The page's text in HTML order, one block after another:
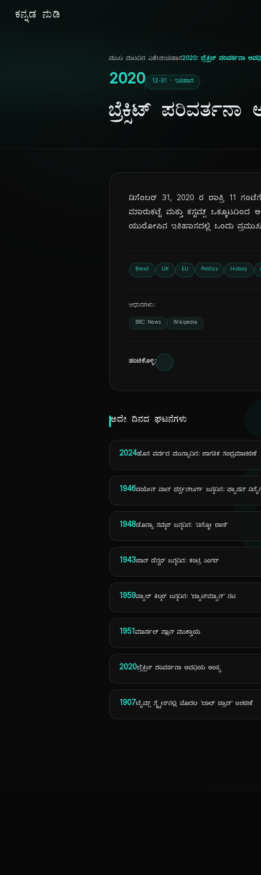
ಕನ್ನಡ ನುಡಿ
ಮುಖ ಪುಟದಿನ ವಿಶೇಷಇತಿಹಾಸ2020: ಬ್ರೆಕ್ಸಿಟ್ ಪರಿವರ್ತನಾ
2020 12-31 · ಇತಿಹಾಸ
ಬ್ರೆಕ್ಸಿಟ್
ಡಿಸೆಂಬರ್ 31, 2020 ರ ರಾತ್ರಿ 11
ಮಾರುಕಟ್ಟೆ ಮತ್ತು ಕಸ್ಟಮ್ಸ್
ಯುರೋಪಿನ ಇತಿಹಾಸದಲ್ಲಿ ಒಂದು
Brexit UK EU Politics History
ಆಧಾರಗಳು:
BBC News Wikipedia
ಹಂಚಿಕೊಳ್ಳಿ:
ಅದೇ ದಿನದ ಘಟನೆಗಳು
2024ಹೊಸ ವರ್ಷದ ಮುನ್ನಾದಿನ: ಜಾಗತಿಕ ಸಂಭ್ರಮಾಚರಣೆ
1946ಡಯೇನ್ ವಾನ್ ಫರ್ಸ್ಟನ್‌ಬರ್ಗ್ ಜನ್ಮದಿನ: ಫ್ಯಾಷನ್
1948ಡೊನ್ನಾ ಸಮ್ಮರ್ ಜನ್ಮದಿನ: 'ಡಿಸ್ಕೋ ರಾಣಿ'
1943ಜಾನ್ ಡೆನ್ವರ್ ಜನ್ಮದಿನ: ಕಂಟ್ರಿ ಸಿಂಗರ್
1959ವ್ಯಾಲ್ ಕಿಲ್ಮರ್ ಜನ್ಮದಿನ: 'ಬ್ಯಾಟ್‌ಮ್ಯಾನ್' ನಟ
1951ಮಾರ್ಷಲ್ ಪ್ಲಾನ್ ಮುಕ್ತಾಯ
2020ಬ್ರೆಕ್ಸಿಟ್ ಪರಿವರ್ತನಾ ಅವಧಿಯ ಅಂತ್ಯ
1907ಟೈಮ್ಸ್ ಸ್ಕ್ವೇರ್‌ನಲ್ಲಿ ಮೊದಲ 'ಬಾಲ್ ಡ್ರಾಪ್' ಆಚರಣೆ